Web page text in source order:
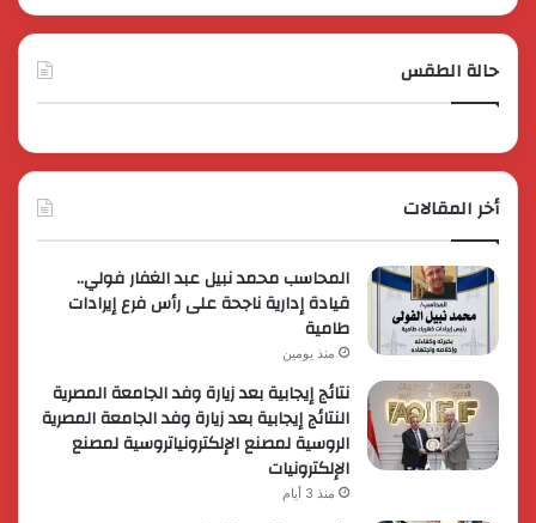
حالة الطقس
أخر المقالات
المحاسب محمد نبيل عبد الغفار فولي..
قيادة إدارية ناجحة على رأس فرع إيرادات
طامية
منذ يومين
نتائج إيجابية بعد زيارة وفد الجامعة المصرية
النتائج إيجابية بعد زيارة وفد الجامعة المصرية
الروسية لمصنع الإلكترونياتروسية لمصنع
الإلكترونيات
منذ 3 أيام